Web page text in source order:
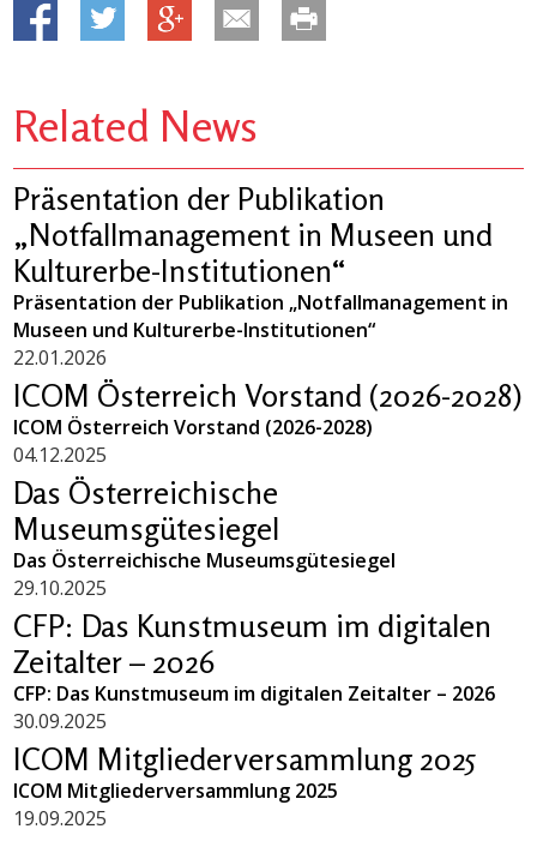
Related News
Präsentation der Publikation
„Notfallmanagement in Museen und
Kulturerbe-Institutionen“
Präsentation der Publikation „Notfallmanagement in
Museen und Kulturerbe-Institutionen“
22.01.2026
ICOM Österreich Vorstand (2026-2028)
ICOM Österreich Vorstand (2026-2028)
04.12.2025
Das Österreichische
Museumsgütesiegel
Das Österreichische Museumsgütesiegel
29.10.2025
CFP: Das Kunstmuseum im digitalen
Zeitalter – 2026
CFP: Das Kunstmuseum im digitalen Zeitalter – 2026
30.09.2025
ICOM Mitgliederversammlung 2025
ICOM Mitgliederversammlung 2025
19.09.2025